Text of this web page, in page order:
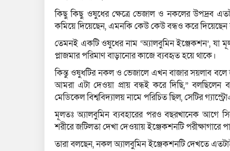
কিছু কিছু ওষুধের ক্ষেত্রে ভেজাল ও নকলের উপদ্রব
কমিয়ে দিয়েছেন, এমনকি কেউ কেউ বন্ধও করে দিয়েছেন
তেমনই একটি ওষুধের নাম ‘অ্যালবুমিন ইঞ্জেকশন’, যা
প্লাজমার পরিমাণ বাড়ানোর কাজে ব্যবহৃত হয়ে থাকে।
কিন্তু ওষুধটির নকল ও ভেজালে এখন বাজার সয়লাব বলে
আমরা এটা দেওয়া প্রায় বন্ধই করে দিছি,” বলছিলেন
মেডিকেল বিশ্ববিদ্যালয় নামে পরিচিত ছিল, সেটির
মূলতঃ অ্যালবুমিন ব্যবহারের পরও বছরখানেক আগে
শরীরে জটিলতা দেখা দেওয়ায় ইঞ্জেকশনটি
তারা বলছেন, নকল অ্যালবুমিন ইঞ্জেকশনটি দেখতে